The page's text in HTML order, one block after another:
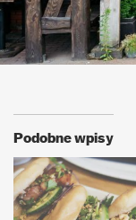
Podobne wpisy